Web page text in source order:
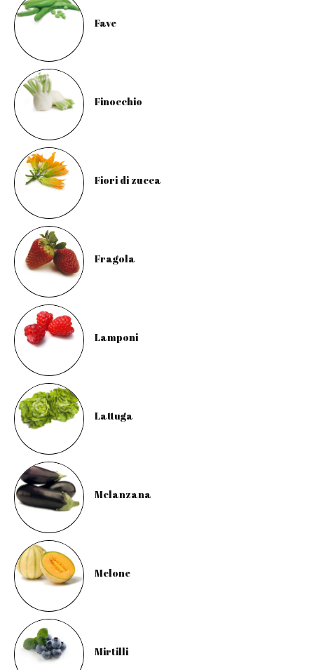
Fave
Finocchio
Fiori di zucca
Fragola
Lamponi
Lattuga
Melanzana
Melone
Mirtilli